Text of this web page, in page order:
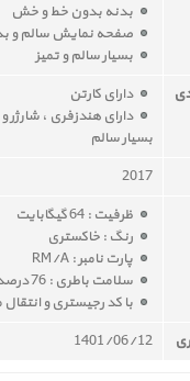
بدنه بدون خط و خش
صفحه نمایش سالم و
بسیار سالم و تمیز
دارای کارتن
دارای هندزفری ، شارژر
بسیار سالم
2017
ظرفیت : 64 گیگابایت
رنگ : خاکستری
پارت نامبر : RM/A
سلامت باطری : 76 درصد
با کد رجیستری و انتقال
1401/06/12